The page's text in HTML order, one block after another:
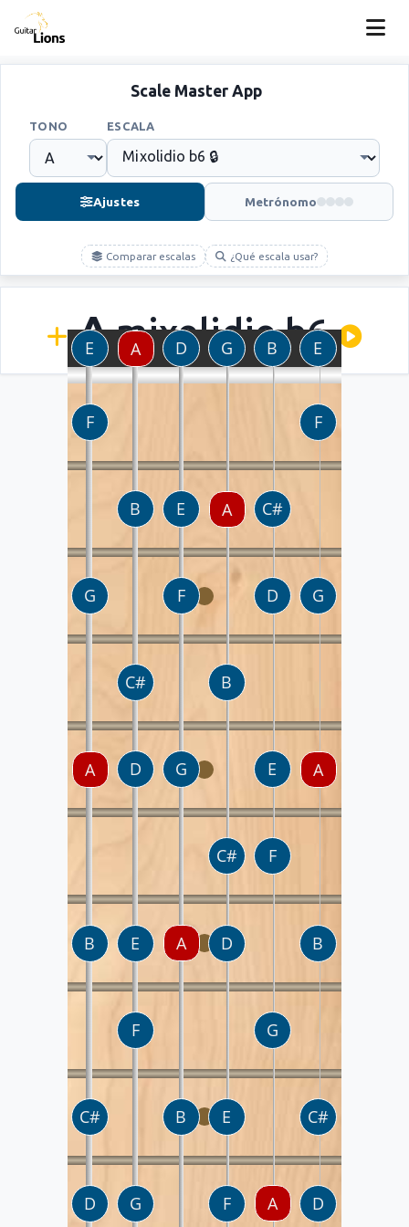
Scale Master App
TONO ESCALA
Ajustes Metrónomo
Comparar escalas ¿Qué escala usar?
Amixolidio b6